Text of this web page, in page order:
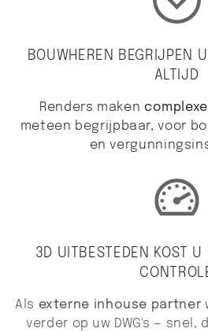
BOUWHEREN BEGRIJPEN
ALTIJD
Renders maken
meteen begrijpbaar, voor
en
3D UITBESTEDEN KOST
Als externe inhouse partner
verder op uw DWG's —